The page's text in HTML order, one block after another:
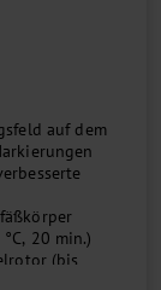
auf dem
20 min.)
(bis